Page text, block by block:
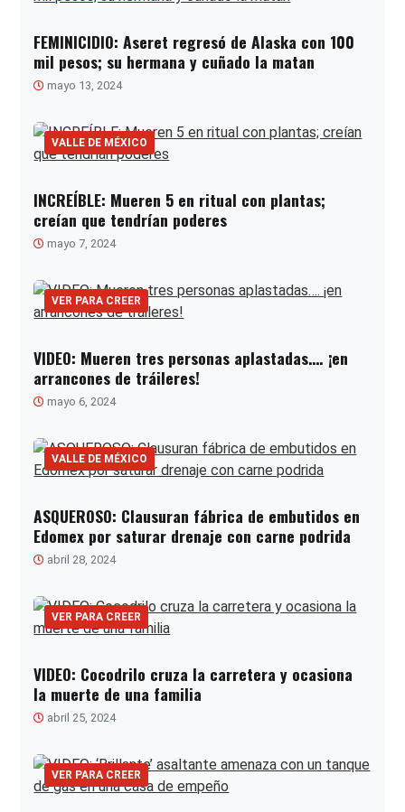
FEMINICIDIO: Aseret regresó de Alaska con 100
mil pesos; su hermana y cuñado la matan
mayo 13, 2024
VALLE DE MÉXICO
INCREÍBLE: Mueren 5 en ritual con plantas;
creían que tendrían poderes
mayo 7, 2024
VER PARA CREER
VIDEO: Mueren tres personas aplastadas…. ¡en
arrancones de tráileres!
mayo 6, 2024
VALLE DE MÉXICO
ASQUEROSO: Clausuran fábrica de embutidos en
Edomex por saturar drenaje con carne podrida
abril 28, 2024
VER PARA CREER
VIDEO: Cocodrilo cruza la carretera y ocasiona
la muerte de una familia
abril 25, 2024
VER PARA CREER